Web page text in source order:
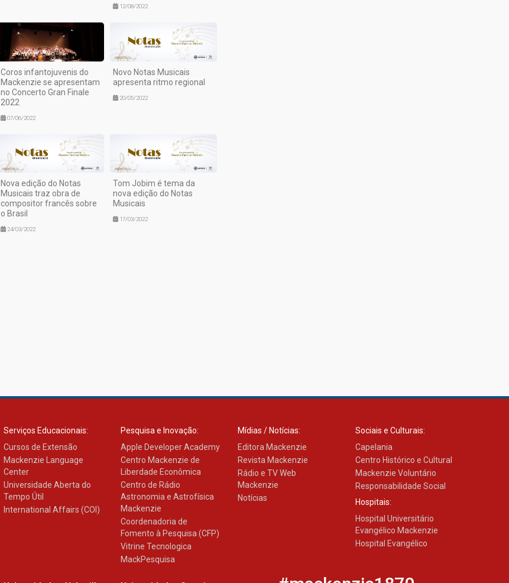
12/08/2022
Coros infantojuvenis do
Mackenzie se apresentam
no Concerto Gran Finale
2022
07/06/2022
Novo Notas Musicais
apresenta ritmo regional
20/05/2022
Nova edição do Notas
Musicais traz obra de
compositor francês sobre
o Brasil
24/03/2022
Tom Jobim é tema da
nova edição do Notas
Musicais
17/03/2022
Serviços Educacionais:
Cursos de Extensão
Mackenzie Language
Center
Universidade Aberta do
Tempo Útil
International Affairs (COI)
Pesquisa e Inovação:
Apple Developer Academy
Centro Mackenzie de
Liberdade Econômica
Centro de Rádio
Astronomia e Astrofísica
Mackenzie
Coordenadoria de
Fomento à Pesquisa (CFP)
Vitrine Tecnologica
MackPesquisa
Mídias / Notícias:
Editora Mackenzie
Revista Mackenzie
Rádio e TV Web
Mackenzie
Notícias
Sociais e Culturais:
Capelania
Centro Histórico e Cultural
Mackenzie Voluntário
Responsabilidade Social
Hospitais:
Hospital Universitário
Evangélico Mackenzie
Hospital Evangélico